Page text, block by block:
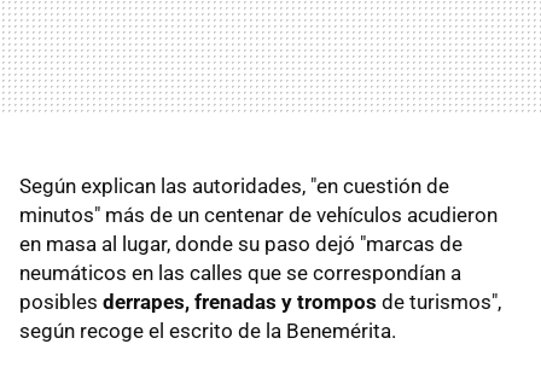
Según explican las autoridades, "en cuestión de
minutos" más de un centenar de vehículos acudieron
en masa al lugar, donde su paso dejó "marcas de
neumáticos en las calles que se correspondían a
posibles derrapes, frenadas y trompos de turismos",
según recoge el escrito de la Benemérita.